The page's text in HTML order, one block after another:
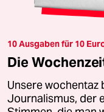
10 Ausgaben für 10
Die
Unsere wochentaz
Journalismus, der